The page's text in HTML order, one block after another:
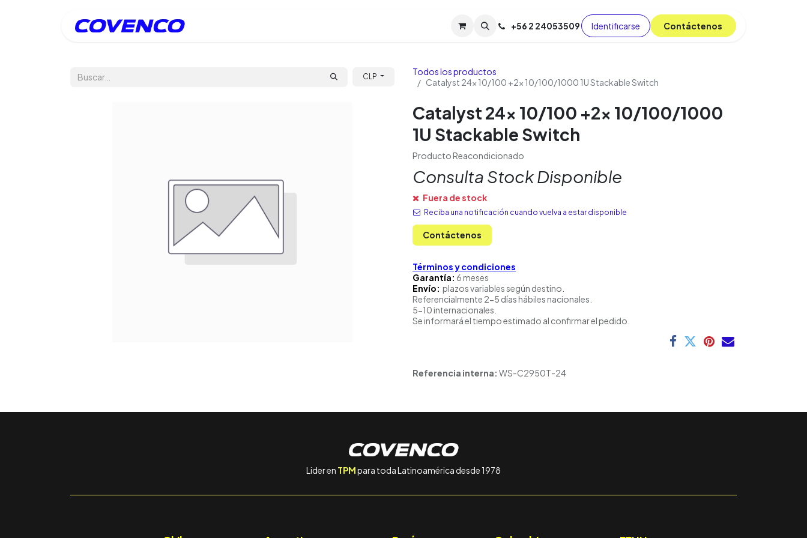
Soporte TPM (CL) Tienda Cursos Blog
+56 2 24053509 Identificarse C​​​​ont​​​​áct​​​​​​en​​​​​​os
CLP
Todos los productos
Catalyst 24x 10/100 +2x 10/100/1000 1U Stackable Switch
Catalyst 24x 10/100 +2x 10/100/1000
1U Stackable Switch
Producto Reacondicionado
Consulta Stock Disponible
Fuera de stock
Reciba una notificación cuando vuelva a estar disponible
Contáctenos
Términos y condiciones
Garantía: 6 meses
Envío: plazos variables según destino.
Referencialmente 2-5 días hábiles nacionales.
5-10 internacionales.
Se informará el tiempo estimado al confirmar el pedido.
Referencia interna: WS-C2950T-24
Lider en TPMpara toda Latinoamérica desde 1978